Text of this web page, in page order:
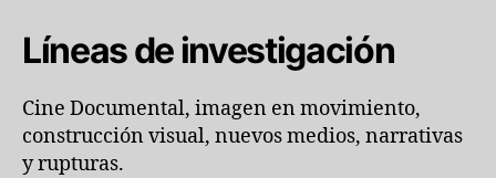
Líneas de investigación
Cine Documental, imagen en movimiento,
construcción visual, nuevos medios, narrativas
y rupturas.